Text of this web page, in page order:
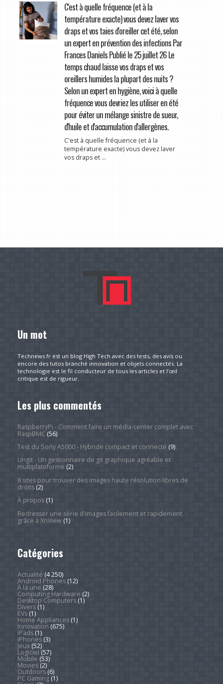
C'est à quelle fréquence (et à la
température exacte) vous devez laver vos
draps et vos taies d'oreiller cet été, selon
un expert en prévention des infections Par
Frances Daniels Publié le 25 juillet 26 Le
temps chaud laisse vos draps et vos
oreillers humides la plupart des nuits ?
Selon un expert en hygiène, voici à quelle
fréquence vous devriez les utiliser en été
pour éviter un mélange sinistre de sueur,
d'huile et d'accumulation d'allergènes.
C'est à quelle fréquence (et à la
température exacte) vous devez laver
vos draps et ...
Un mot
Technews.fr est un blog High Tech avec des tests, des avis ou
encore des tutos branché innovation et objets connectés. La
technologie est le fil conducteur de tous les articles et l’œil
critique est de rigueur.
Les plus commentés
RaspberryPi - Comment faire un média-center complet avec
RaspBMC(56)
Test du Sony A5000 - Hybride compact et connecté (9)
Ungit - Un gestionnaire de git graphique agréable et
multiplateforme (2)
8 sites pour trouver des images haute résolution libres de
droits(2)
À propos(1)
Redresser une série d'images facilement et rapidement
grâce à XnView(1)
Catégories
Actualité (4 250)
Android Phones(12)
À la une (28)
Computing Hardware (2)
Desktop Computers(1)
Divers(1)
EVs(1)
Home Appliances(1)
Innovation (675)
iPads(1)
iPhones(3)
Jeux(52)
Logiciel (57)
Mobile (53)
Movies(2)
Outdoors(6)
PC Gaming(1)